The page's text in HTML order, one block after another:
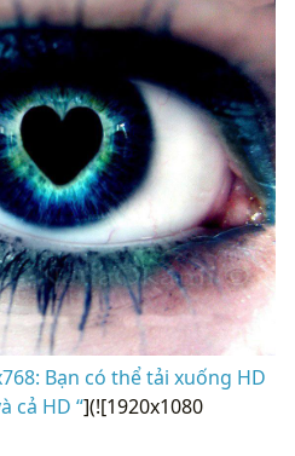
Bạn có thể tải xuống HD
cả HD “](![1920x1080